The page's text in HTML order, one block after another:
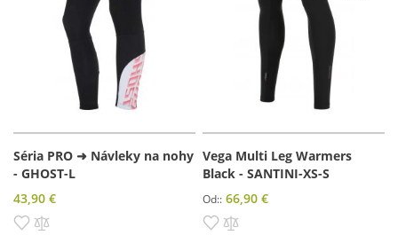
Séria PRO ➜ Návleky na nohy
- GHOST-L
43,90 €
Pridať do zoznamu prianí
Vega Multi Leg Warmers
Black - SANTINI-XS-S
Od: 66,90 €
Pridať do zoznamu prianí